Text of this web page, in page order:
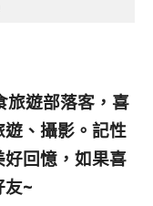
遊部落客， 喜
、攝影。 記性
回憶， 如果喜
友~